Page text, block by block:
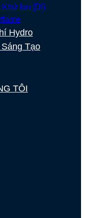
Ion (DI)
Hydro
Tạo
TÔI